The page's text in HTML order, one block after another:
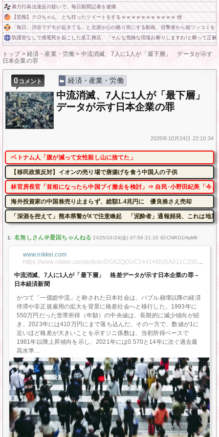
暴力行為法違反の疑いで、毎日新聞記者を逮捕
【悲報】クロちゃん、とち狂ったツイートをするｗｗｗｗｗｗｗｗｗｗｗ 他
「毎日、渋谷でデモが起きてる」と左派が心の拠り所にする動画、目撃者から総ツッコミ
防護管なしで感電死を起こした某工務店、「そんな危険な現場お断りしますわ!と断って正
トップ> 経済・産業・労働 > 中流消滅、7人に1人が「最下層」 データが示す
日本企業の罪
0コメント 経済・産業・労働
中流消滅、7人に1人が「最下層」
データが示す日本企業の罪
2025年10月24日 22:10:34
ベトナム人「腹が減って女性殺し山に捨てた」
【移民政策反対】イオンの売り場で唐揚げを食う中国人の子供
林官房長官「首相になったら中国ブイ撤去を検討」⇒ 自民･小野田紀美「今
海外投資家の中国株売り止まらず、総額1.4兆円に 優良株さえ売却
「深酒を控えて」熊本県警がXで注意喚起 「泥酔者」通報頻発、これは地震
1: 2025/10/24(金) 07:56:21.10 ID:CNRO1HqM9
www.nikkei.com
https://www.nikkei.com/article/DGXZQOUC1441H0U5A011C20000
utm_source=newsshowcase&utm_medium=discover&utm_campai
gn=CCwQ2IiJ-
O-
8DWhAEqKggAIhC7HvSW_G7gUYP7k946YGqFKhQICiIQux70lvx
u4FGD-5PeOmBqhQ&utm_content=related
中流消滅、7人に1人が「最下層」 格差データが示す日本企業の罪 –
日本経済新聞
かつて「一億総中流」と称された日本社会は、バブル崩壊以降の経済
停滞や非正規雇用の拡大を背景に格差社会へと移行した。1993年に
550万円だった世帯所得（年額）の中央値は、長期的に減少傾向が続
き、2023年には410万円にまで落ち込んだ。その一方で、数値が1に
近いほど格差が大きいことを示すジニ係数は、当初所得ベースで
1981年以降上昇傾向を示し、2021年には0.570と14年に次ぐ過去最
高水準